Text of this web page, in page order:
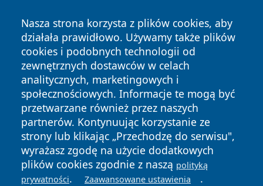
Nasza strona korzysta z plików cookies, aby
działała prawidłowo. Używamy także plików
cookies i podobnych technologii od
zewnętrznych dostawców w celach
analitycznych, marketingowych i
społecznościowych. Informacje te mogą być
przetwarzane również przez naszych
partnerów. Kontynuując korzystanie ze
strony lub klikając „Przechodzę do serwisu",
wyrażasz zgodę na użycie dodatkowych
plików cookies zgodnie z naszą polityką
prywatności. Zaawansowane ustawienia .
Copyright © 2026 olkuszonline.pl Wszystkie prawa
zastrzeżone.
News Autorzy
Polityka
Prywatności
Polityka
Cookies